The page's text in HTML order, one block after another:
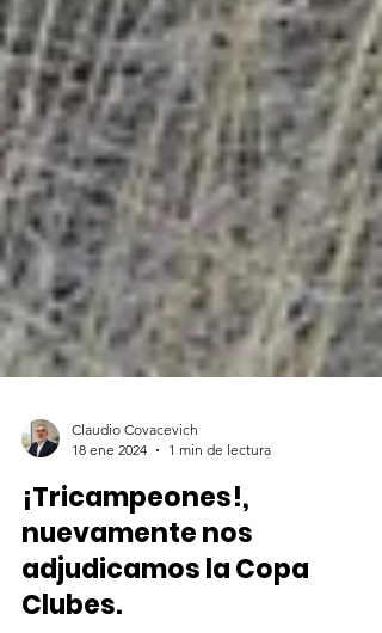
Claudio Covacevich
18 ene 2024
1 min de lectura
¡Tricampeones!,
nuevamente nos